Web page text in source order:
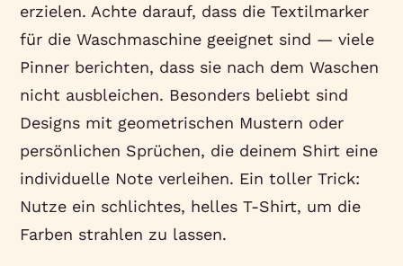
erzielen. Achte darauf, dass die Textilmarker
für die Waschmaschine geeignet sind — viele
Pinner berichten, dass sie nach dem Waschen
nicht ausbleichen. Besonders beliebt sind
Designs mit geometrischen Mustern oder
persönlichen Sprüchen, die deinem Shirt eine
individuelle Note verleihen. Ein toller Trick:
Nutze ein schlichtes, helles T-Shirt, um die
Farben strahlen zu lassen.